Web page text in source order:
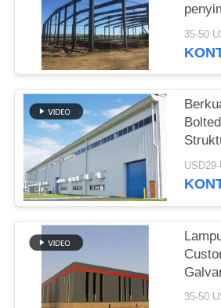
SITEMAP
PRIVACY
POLICY
Baja